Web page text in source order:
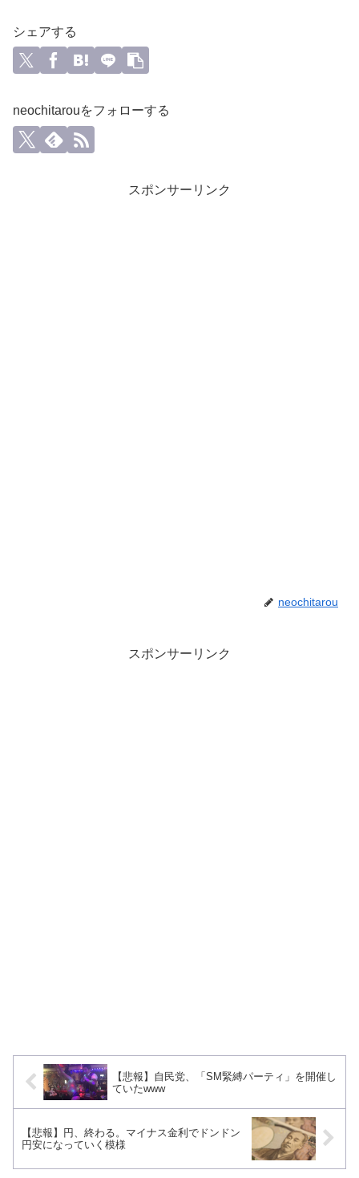
シェアする
neochitarouをフォローする
スポンサーリンク
neochitarou
スポンサーリンク
【悲報】自民党、「SM緊縛パーティ」を開催し
ていたwww
【悲報】円、終わる。マイナス金利でドンドン
円安になっていく模様